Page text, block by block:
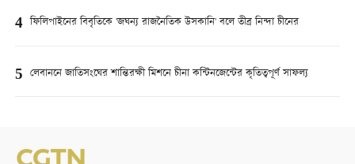
4 ফিলিপাইনের বিবৃতিকে 'জঘন্য রাজনৈতিক উসকানি' বলে তীব্র নিন্দা চীনের
5 লেবাননে জাতিসংঘের শান্তিরক্ষী মিশনে চীনা কন্টিনজেন্টের কৃতিত্বপূর্ণ সাফল্য